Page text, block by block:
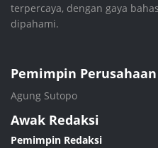
terpercaya, dengan gaya
dipahami.
Pemimpin Perusahaan
Agung Sutopo
Awak Redaksi
Pemimpin Redaksi